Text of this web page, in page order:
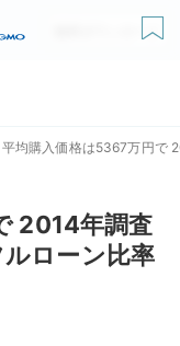
無料ダウンロード
平均購入価格は5367万円で
2014年調査
ローン比率